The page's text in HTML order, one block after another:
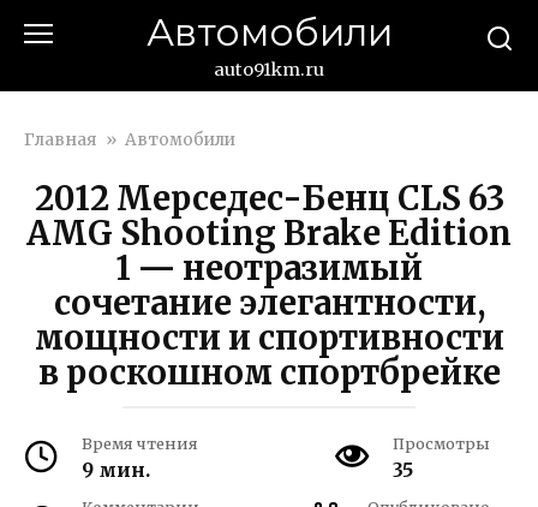
Автомобили
auto91km.ru
Главная » Автомобили
2012 Мерседес-Бенц CLS 63
AMG Shooting Brake Edition
1 — неотразимый
сочетание элегантности,
мощности и спортивности
в роскошном спортбрейке
Время чтения
9 мин.
Просмотры
35